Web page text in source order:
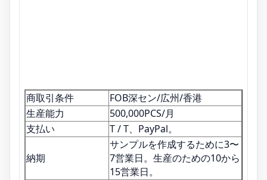
商取引条件
FOB深セン/広州/香港
生産能力
500,000PCS/月
支払い
T / T、PayPal。
納期
サンプルを作成するために3〜
7営業日。生産のための10から
15営業日。